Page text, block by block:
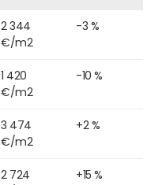
2 344
€/m2
-3 %
1 420
€/m2
-10 %
3 474
€/m2
+2 %
2 724
+15 %